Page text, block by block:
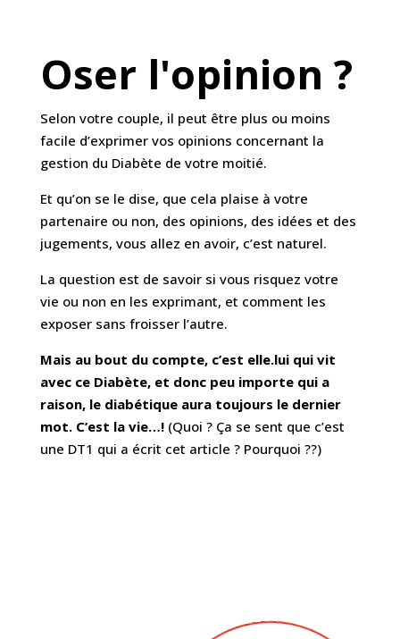
Oser l'opinion ?
Selon votre couple, il peut être plus ou moins
facile d’exprimer vos opinions concernant la
gestion du Diabète de votre moitié.
Et qu’on se le dise, que cela plaise à votre
partenaire ou non, des opinions, des idées et des
jugements, vous allez en avoir, c’est naturel.
La question est de savoir si vous risquez votre
vie ou non en les exprimant, et comment les
exposer sans froisser l’autre.
Mais au bout du compte, c’est elle.lui qui vit
avec ce Diabète, et donc peu importe qui a
raison, le diabétique aura toujours le dernier
mot. C’est la vie…! (Quoi ? Ça se sent que c’est
une DT1 qui a écrit cet article ? Pourquoi ??)